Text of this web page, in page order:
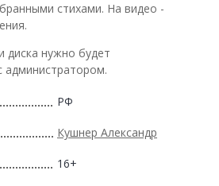
стихами. На видео -
диска нужно будет
администратором.
РФ
Кушнер Александр
16+